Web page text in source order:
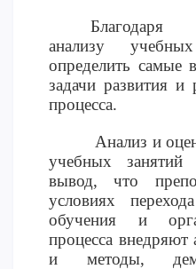
Благодаря
анализу
определить самые
задачи развития и
процесса.
Анализ и
учебных занятий
вывод, что
условиях
обучения и
процесса внедряют
и методы,